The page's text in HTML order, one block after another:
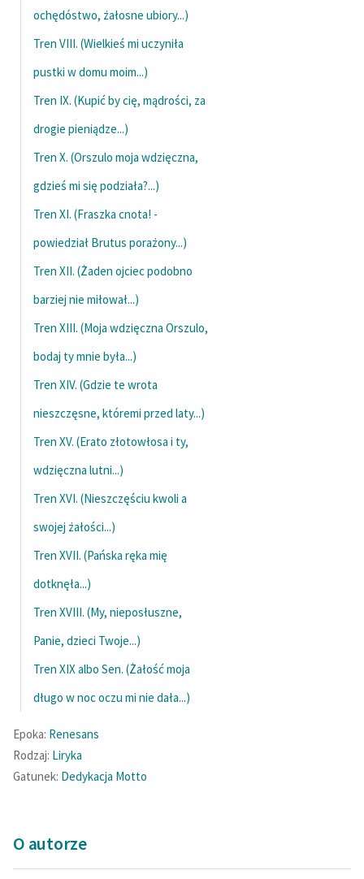
O nas
O projekcie
Zespół
Zasady wykorzystania
Logotypy
Materiały promocyjne
Polityka prywatności
Regulamin biblioteki
Dane fundacji i
sprawozdania finansowe
Regulamin darowizn
Informacja o treściach
wrażliwych
Deklaracja dostępności
ochędóstwo, żałosne ubiory...)
Tren VIII. (Wielkieś mi uczyniła
pustki w domu moim...)
Tren IX. (Kupić by cię, mądrości, za
drogie pieniądze...)
Tren X. (Orszulo moja wdzięczna,
gdzieś mi się podziała?...)
Tren XI. (Fraszka cnota! -
powiedział Brutus porażony...)
Tren XII. (Żaden ojciec podobno
barziej nie miłował...)
Tren XIII. (Moja wdzięczna Orszulo,
bodaj ty mnie była...)
Tren XIV. (Gdzie te wrota
nieszczęsne, któremi przed laty...)
Tren XV. (Erato złotowłosa i ty,
wdzięczna lutni...)
Tren XVI. (Nieszczęściu kwoli a
swojej żałości...)
Tren XVII. (Pańska ręka mię
dotknęła...)
Tren XVIII. (My, nieposłuszne,
Panie, dzieci Twoje...)
Tren XIX albo Sen. (Żałość moja
długo w noc oczu mi nie dała...)
Epoka: Renesans
Rodzaj: Liryka
Gatunek: Dedykacja Motto
O autorze